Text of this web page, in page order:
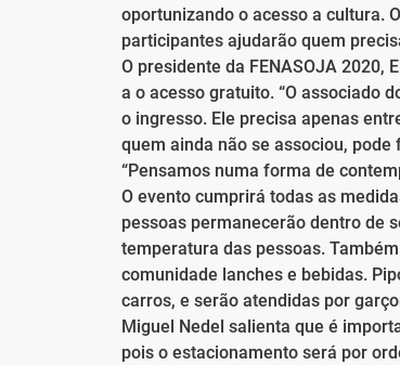
oportunizando o acesso a cultura.
participantes ajudarão quem
O presidente da FENASOJA 2020,
a o acesso gratuito. “O associado
o ingresso. Ele precisa apenas
quem ainda não se associou,
“Pensamos numa forma de
O evento cumprirá todas as
pessoas permanecerão dentro de
temperatura das pessoas.
comunidade lanches e bebidas.
carros, e serão atendidas por
Miguel Nedel salienta que é
pois o estacionamento será por